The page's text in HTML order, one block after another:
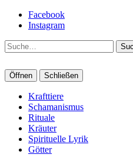
Facebook
Instagram
Suche
Öffnen Schließen
Krafttiere
Schamanismus
Rituale
Kräuter
Spirituelle Lyrik
Götter